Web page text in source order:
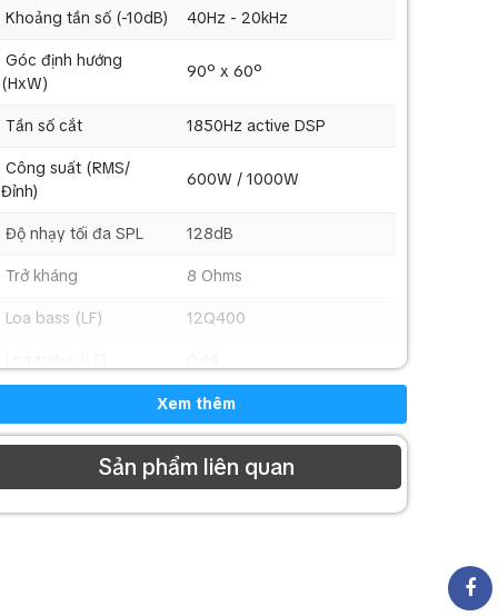
Khoảng tần số (-10dB) 40Hz - 20kHz
Góc định hướng
(HxW)
90º x 60º
Tần số cắt 1850Hz active DSP
Công suất (RMS/
Đỉnh)
600W / 1000W
Độ nhạy tối đa SPL 128dB
Trở kháng 8 Ohms
Loa bass (LF) 12Q400
Gỗ ép (birch plywood)
Màu sắc Đen (Black)
Đầu vào:
2 x XLR combo female
Xem thêm
Sản phẩm liên quan